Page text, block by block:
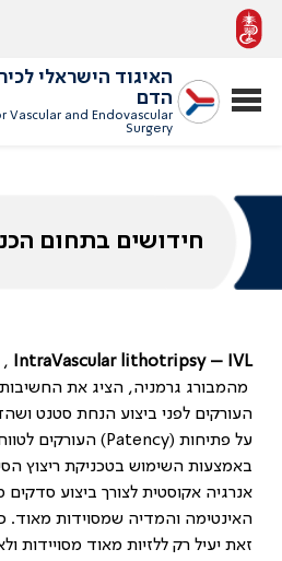
האיגוד הישראלי
הדם
Vascular and Endovascular
Surgery
חידושים בתחום
IVL
–
IntraVascular lithotripsy
,
מהמבורג גרמניה, הציג את
העורקים לפני ביצוע הנחת סטנט
על פתיחות (Patency ) העורקים
באמצעות השימוש בטכניקת ריצוץ
אנרגיה אקוסטית לצורך ביצוע סדקים
האינטימה והמדיה שמסוידות מאוד.
זאת יעיל רק ללזיות מאוד מסויידות